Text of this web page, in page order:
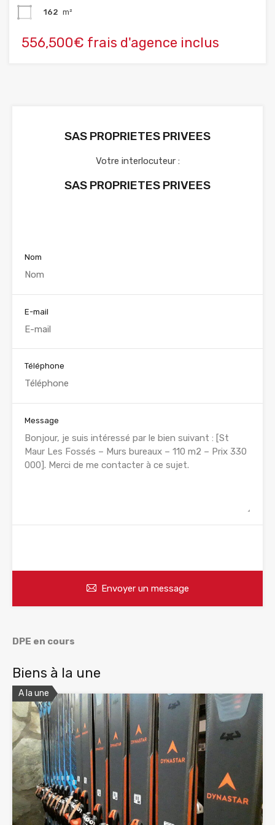
162 m²
556,500€ frais d'agence inclus
SAS PROPRIETES PRIVEES
Votre interlocuteur :
SAS PROPRIETES PRIVEES
Nom
E-mail
Téléphone
Message
Envoyer un message
DPE en cours
Biens à la une
A la une